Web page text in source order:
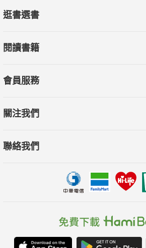
逛書選書
閱讀書籍
會員服務
關注我們
聯絡我們